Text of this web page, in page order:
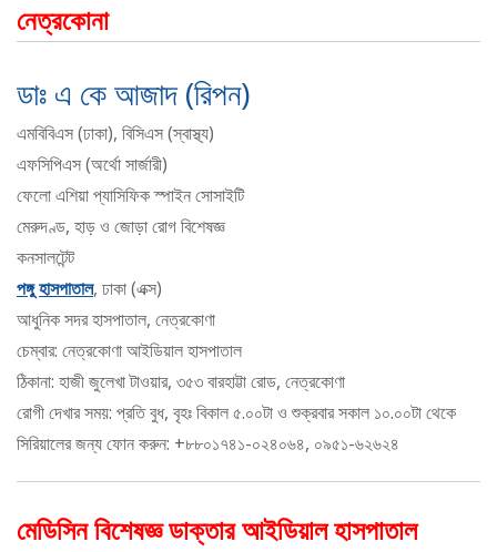
নেত্রকোনা
ডাঃ এ কে আজাদ (রিপন)
এমবিবিএস (ঢাকা), বিসিএস (স্বাস্থ্য)
এফসিপিএস (অর্থো সার্জারী)
ফেলো এশিয়া প্যাসিফিক স্পাইন সোসাইটি
মেরুদণ্ড, হাড় ও জোড়া রোগ বিশেষজ্ঞ
কনসালটেন্ট
পঙ্গু হাসপাতাল, ঢাকা (এক্স)
আধুনিক সদর হাসপাতাল, নেত্রকোণা
চেম্বার: নেত্রকোণা আইডিয়াল হাসপাতাল
ঠিকানা: হাজী জুলেখা টাওয়ার, ৩৫৩ বারহাট্টা রোড, নেত্রকোণা
রোগী দেখার সময়: প্রতি বুধ, বৃহঃ বিকাল ৫.০০টা ও শুক্রবার সকাল ১০.০০টা থেকে
সিরিয়ালের জন্য ফোন করুন: +৮৮০১৭৪১-০২৪০৬৪, ০৯৫১-৬২৬২৪
মেডিসিন বিশেষজ্ঞ ডাক্তার আইডিয়াল হাসপাতাল